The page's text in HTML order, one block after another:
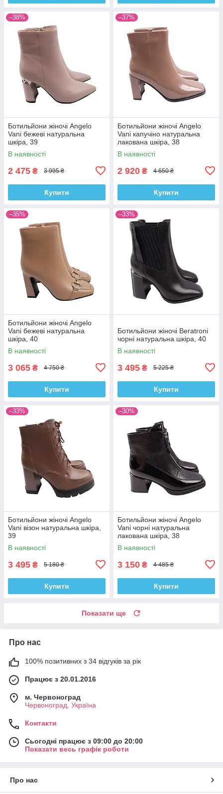
–38%
Ботильйони жіночі Angelo
Vani бежеві натуральна
шкіра, 39
В наявності
2 475 ₴ 3 995 ₴
Купити
–37%
Ботильйони жіночі Angelo
Vani капучіно натуральна
лакована шкіра, 38
В наявності
2 920 ₴ 4 650 ₴
Купити
–35%
Ботильйони жіночі Angelo
Vani бежеві натуральна
шкіра, 40
В наявності
3 065 ₴ 4 750 ₴
Купити
–33%
Ботильйони жіночі Beratroni
чорні натуральна шкіра, 40
В наявності
3 495 ₴ 5 225 ₴
Купити
–33%
Ботильйони жіночі Angelo
Vani візон натуральна шкіра,
39
В наявності
3 495 ₴ 5 180 ₴
Купити
–30%
Ботильйони жіночі Angelo
Vani чорні натуральна
лакована шкіра, 38
В наявності
3 150 ₴ 4 485 ₴
Купити
Показати ще
Про нас
100% позитивних з 34 відгуків за рік
Працює з 20.01.2016
м. Червоноград
Червоноград, Україна
Контакти
Сьогодні працює з 09:00 до 20:00
Показати весь графік роботи
Про нас